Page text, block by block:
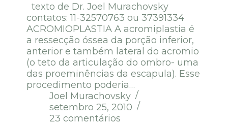
texto de Dr. Joel Murachovsky
contatos: 11-32570763 ou 37391334
ACROMIOPLASTIA A acromiplastia é
a ressecção óssea da porção inferior,
anterior e também lateral do acromio
(o teto da articulação do ombro- uma
das proeminências da escapula). Esse
procedimento poderia…
Joel Murachovsky
setembro 25, 2010
23 comentários